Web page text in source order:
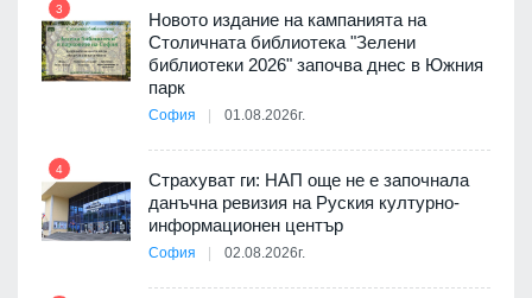
3
Новото издание на кампанията на
Столичната библиотека "Зелени
библиотеки 2026" започва днес в Южния
парк
София 01.08.2026г.
4
Страхуват ги: НАП още не е започнала
данъчна ревизия на Руския културно-
информационен център
София 02.08.2026г.